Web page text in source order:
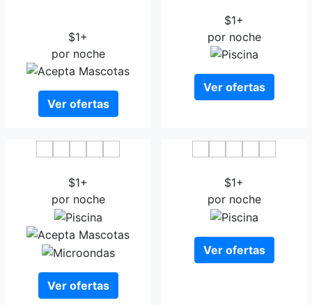
$1+
por noche
Ver ofertas
$1+
por noche
Ver ofertas
$1+
por noche
Ver ofertas
$1+
por noche
Ver ofertas